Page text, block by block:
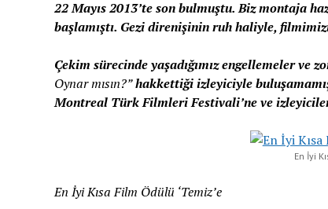
22 Mayıs 2013’te son bulmuştu. Biz montaja
başlamıştı. Gezi direnişinin ruh haliyle,
Çekim sürecinde yaşadığımız engellemeler
Oynar mısın?”hakkettiği izleyiciyle
Montreal Türk Filmleri Festivali’ne ve
En İyi
En İyi Kısa Film Ödülü ‘Temiz’e